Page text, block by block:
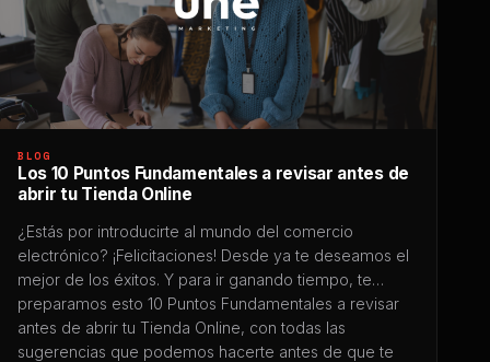
BLOG
Los 10 Puntos Fundamentales a revisar antes de
abrir tu Tienda Online
¿Estás por introducirte al mundo del comercio
electrónico? ¡Felicitaciones! Desde ya te deseamos el
mejor de los éxitos. Y para ir ganando tiempo, te
preparamos esto 10 Puntos Fundamentales a revisar
antes de abrir tu Tienda Online, con todas las
sugerencias que podemos hacerte antes de que te